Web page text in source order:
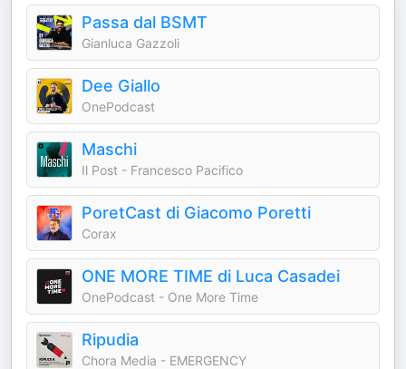
Passa dal BSMT
Gianluca Gazzoli
Dee Giallo
OnePodcast
Maschi
Il Post - Francesco Pacifico
PoretCast di Giacomo Poretti
Corax
ONE MORE TIME di Luca Casadei
OnePodcast - One More Time
Ripudia
Chora Media - EMERGENCY